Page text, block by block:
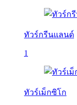
ทัวร์กรีนแลนด์
1
ทัวร์เม็กซิโก